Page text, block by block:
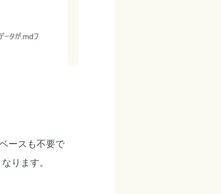
ースも不要で
ります。